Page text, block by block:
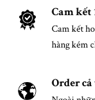
Cam kết
Cam kết
hàng kém
Order